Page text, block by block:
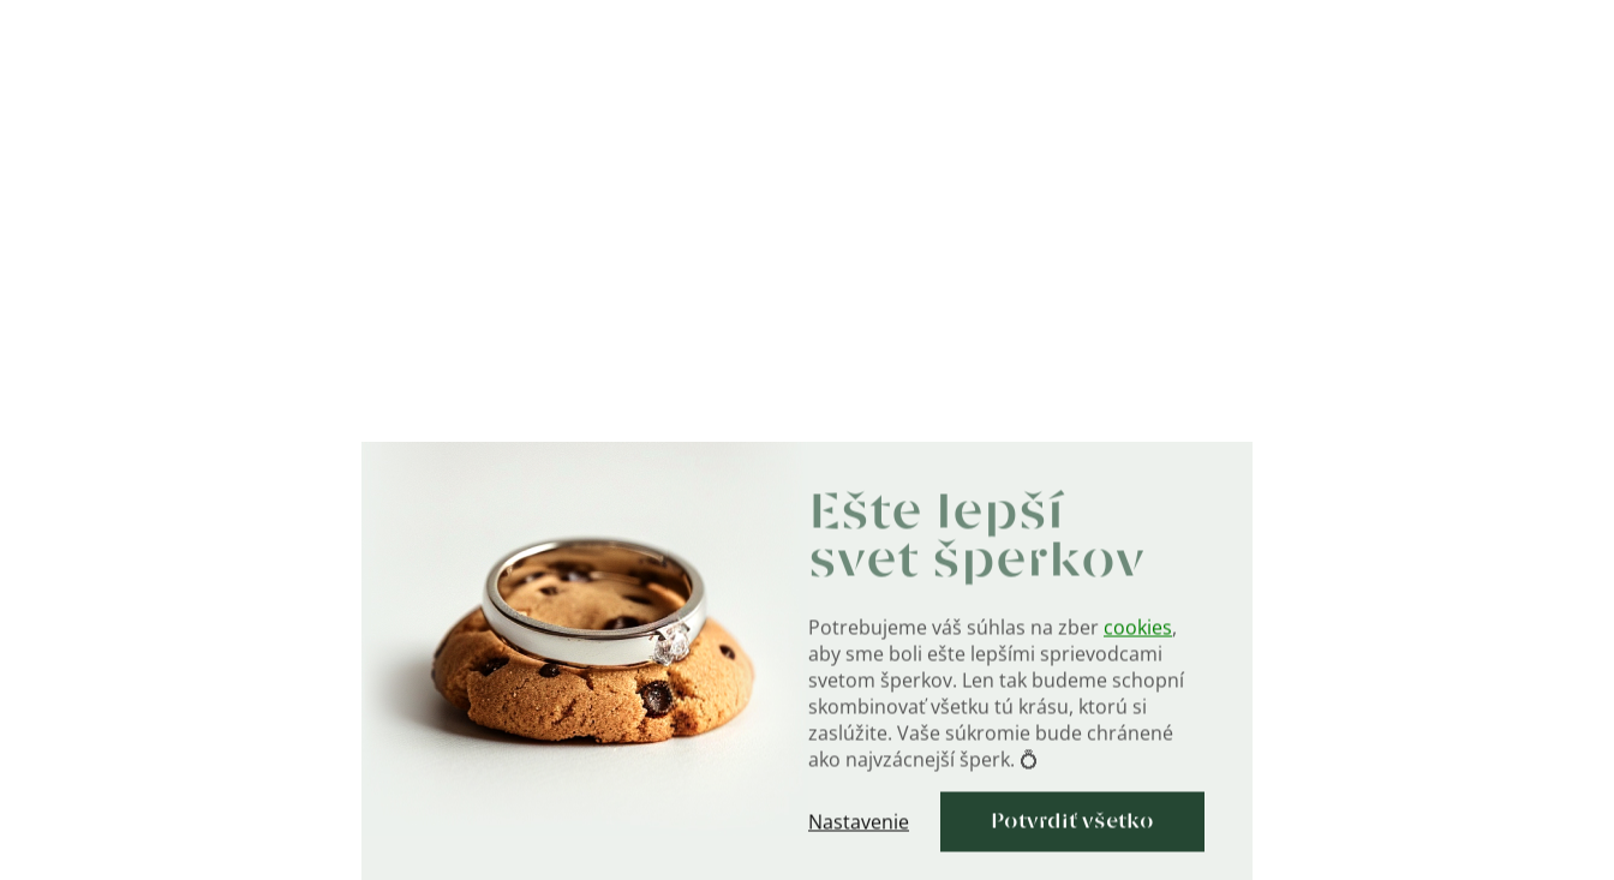
Ešte lepší
svet šperkov
Potrebujeme váš súhlas na zber cookies,
aby sme boli ešte lepšími sprievodcami
svetom šperkov. Len tak budeme schopní
skombinovať všetku tú krásu, ktorú si
zaslúžite. Vaše súkromie bude chránené
ako najvzácnejší šperk. 💍
Nastavenie Potvrdiť všetko